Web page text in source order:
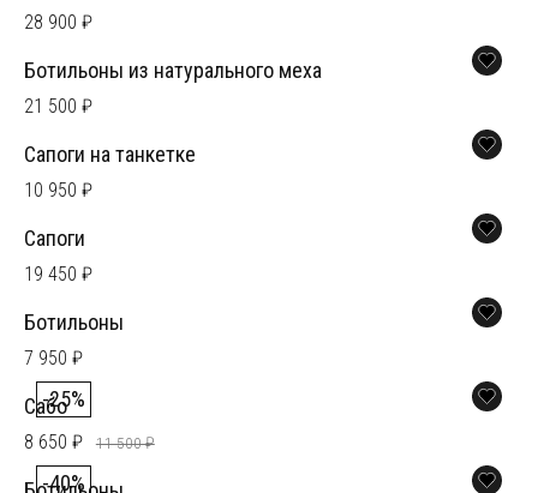
28 900 ₽
Ботильоны из натурального меха
21 500 ₽
Сапоги на танкетке
10 950 ₽
Сапоги
19 450 ₽
Ботильоны
7 950 ₽
-25%
Сабо
8 650 ₽ 11 500 ₽
-40%